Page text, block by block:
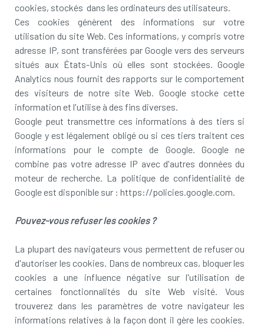
cookies, stockés dans les ordinateurs des utilisateurs.
Ces cookies génèrent des informations sur votre
utilisation du site Web. Ces informations, y compris votre
adresse IP, sont transférées par Google vers des serveurs
situés aux États-Unis où elles sont stockées. Google
Analytics nous fournit des rapports sur le comportement
des visiteurs de notre site Web. Google stocke cette
information et l'utilise à des fins diverses.
Google peut transmettre ces informations à des tiers si
Google y est légalement obligé ou si ces tiers traitent ces
informations pour le compte de Google. Google ne
combine pas votre adresse IP avec d'autres données du
moteur de recherche. La politique de confidentialité de
Google est disponible sur : https://policies.google.com.
Pouvez-vous refuser les cookies ?
La plupart des navigateurs vous permettent de refuser ou
d'autoriser les cookies. Dans de nombreux cas, bloquer les
cookies a une influence négative sur l'utilisation de
certaines fonctionnalités du site Web visité. Vous
trouverez dans les paramètres de votre navigateur les
informations relatives à la façon dont il gère les cookies.